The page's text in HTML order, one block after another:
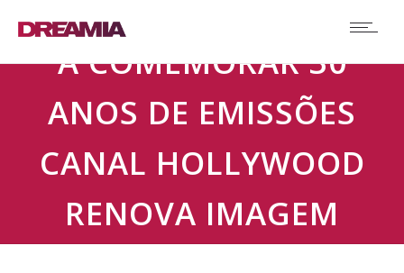
A COMEMORAR 30
ANOS DE EMISSÕES
CANAL HOLLYWOOD
RENOVA IMAGEM